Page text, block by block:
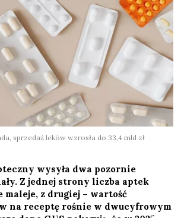
sprzedaż leków wzrosła do 33,4 mld zł
wysyła dwa pozornie
Z jednej strony liczba aptek
maleje, z drugiej – wartość
na receptę rośnie w dwucyfrowym